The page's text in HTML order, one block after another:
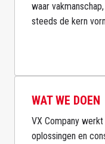
waar
steeds de kern
WAT WE DOEN
VX Company
oplossingen en